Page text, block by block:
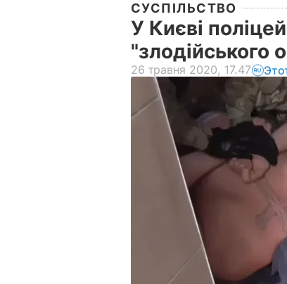
СУСПІЛЬСТВО
У Києві
"злодійського
26 травня 2020, 17.47